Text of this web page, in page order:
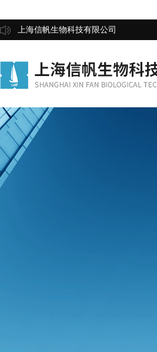
上海信帆生物科技有限公司